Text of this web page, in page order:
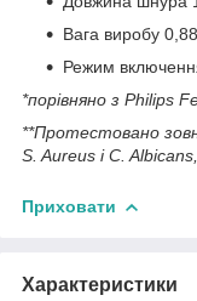
Вага виробу
Режим
*порівняно з Philips
**Протестовано
S. Aureus і C.
Приховати
Характеристики